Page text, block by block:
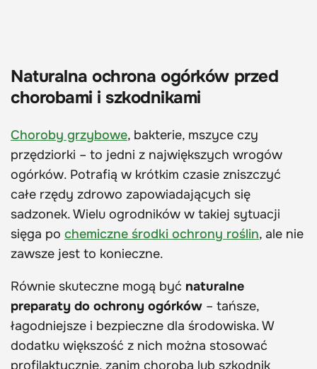
Naturalna ochrona ogórków przed
chorobami i szkodnikami
Choroby grzybowe, bakterie, mszyce czy
przędziorki – to jedni z największych wrogów
ogórków. Potrafią w krótkim czasie zniszczyć
całe rzędy zdrowo zapowiadających się
sadzonek. Wielu ogrodników w takiej sytuacji
sięga po chemiczne środki ochrony roślin, ale nie
zawsze jest to konieczne.
Równie skuteczne mogą być naturalne
preparaty do ochrony ogórków – tańsze,
łagodniejsze i bezpieczne dla środowiska. W
dodatku większość z nich można stosować
profilaktycznie, zanim choroba lub szkodnik